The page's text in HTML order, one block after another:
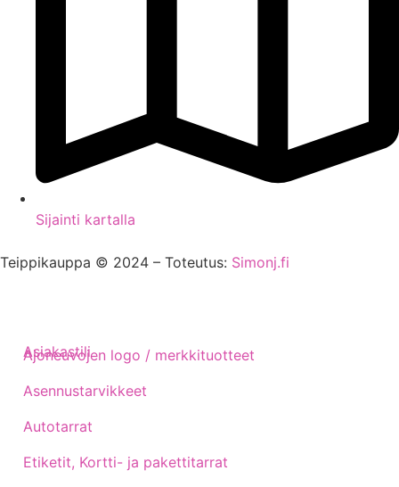
Sijainti kartalla
Teippikauppa © 2024 – Toteutus: Simonj.fi
Ajoneuvojen logo / merkkituotteet
Asennustarvikkeet
Autotarrat
Etiketit, Kortti- ja pakettitarrat
Asiakastili